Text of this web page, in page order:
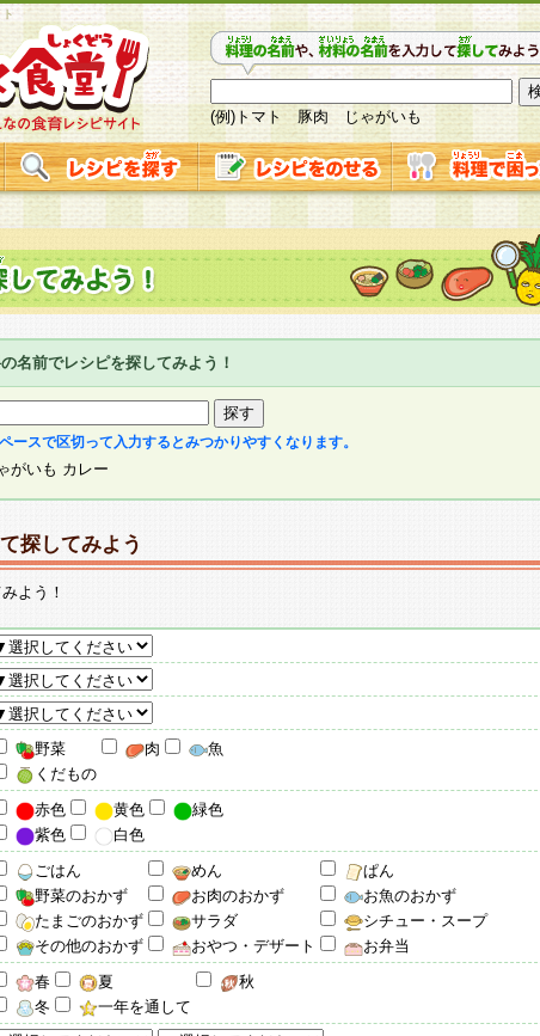
(例)トマト 豚肉 じゃがいも
名前でレシピを探してみよう！
ースで区切って入力するとみつかりやすくなります。
いも カレー
探してみよう
よう！
野菜 肉
魚
くだもの
赤色 黄色
緑色
紫色
白色
ごはん めん
ぱん
野菜のおかず
お肉のおかず
お魚のおかず
たまごのおかず
サラダ
シチュー・スープ
その他のおかず
おやつ・デザート お弁当
春 夏
秋
冬
一年を通して